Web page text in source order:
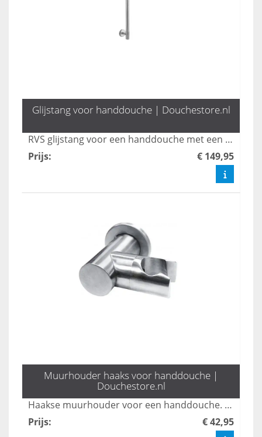
Glijstang voor handdouche | Douchestore.nl
RVS glijstang voor een handdouche met een lengte van 604mm.
Prijs: € 149,95
Muurhouder haaks voor handdouche |
Douchestore.nl
Haakse muurhouder voor een handdouche. Van geborsteld rvs 304.
Prijs: € 42,95